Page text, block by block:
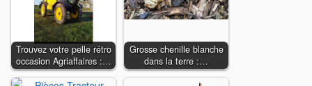
Trouvez votre pelle rétro
occasion Agriaffaires :…
Grosse chenille blanche
dans la terre :…